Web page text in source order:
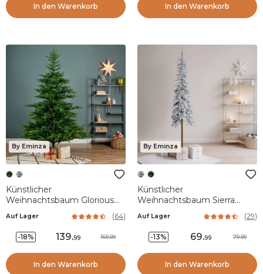
In den Warenkorb In den Warenkorb
By Eminza
Künstlicher
Weihnachtsbaum Glorious
Auf Lager (64)
-18% 139.99 169.99
In den Warenkorb
By Eminza
Künstlicher
Weihnachtsbaum Sierra
Auf Lager (29)
-13% 69.99 79.99
In den Warenkorb